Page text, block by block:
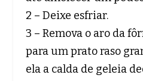
2 – Deixe esfriar.
3 – Remova o aro da
para um prato raso
ela a calda de geleia